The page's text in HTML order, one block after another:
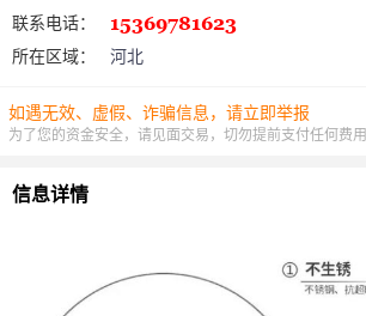
联系电话：
所在区域：
河北
如遇无效、虚假、诈骗信息，请立即举报
为了您的资金安全，请见面交易，切勿提前支付任何费用
信息详情